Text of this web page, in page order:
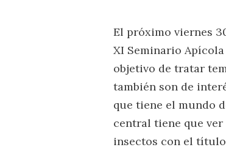
El próximo viernes
XI Seminario
objetivo de tratar
también son de
que tiene el mundo
central tiene que ver
insectos con el